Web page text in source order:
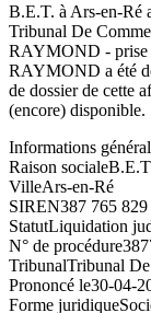
B.E.T. à Ars-en-Ré
Tribunal De
RAYMOND - prise
RAYMOND a été
de dossier de cette
(encore) disponible.
Informations
Raison sociale
VilleArs-en-Ré
SIREN387 765 829
StatutLiquidation
N° de procédure
TribunalTribunal
Prononcé le30-04-
Forme juridique